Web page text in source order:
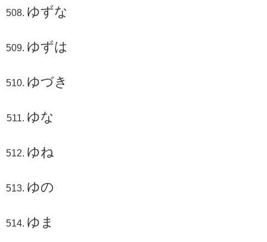
ゆずな
ゆずは
ゆづき
ゆな
ゆね
ゆの
ゆま